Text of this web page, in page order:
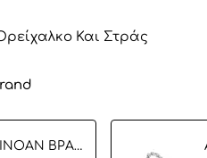
Και Στράς
ANCIENT MINOAN ΒΡΑΧΙΟΛΙ